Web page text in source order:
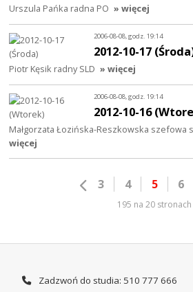
Urszula Pańka radna PO » więcej
2006-08-08, godz. 19:14
2012-10-17
Piotr Kęsik radny SLD » więcej
2006-08-08, godz. 19:14
2012-10-16
Małgorzata Łozińska-Reszkowska szefowa
więcej
3 4 5 6
195 na 20 stronach
Zadzwoń do studia: 510 777 666